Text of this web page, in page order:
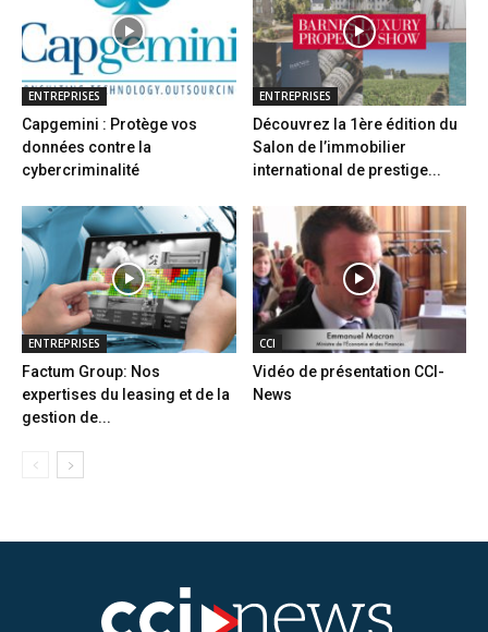
ENTREPRISES
Capgemini : Protège vos
données contre la
cybercriminalité
ENTREPRISES
Découvrez la 1ère édition du
Salon de l’immobilier
international de prestige...
ENTREPRISES
Factum Group: Nos
expertises du leasing et de la
gestion de...
CCI
Vidéo de présentation CCI-
News